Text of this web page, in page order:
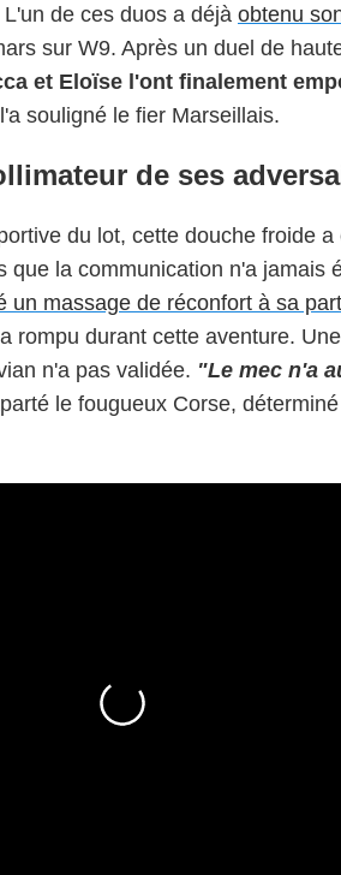
de ces duos a déjà obtenu
sur W9. Après un duel de
et Eloïse l'ont finalement
souligné le fier Marseillais.
de ses
du lot, cette douche froide a
que la communication n'a jamais
un massage de réconfort à sa
rompu durant cette aventure.
n'a pas validée. "Le mec n'a
le fougueux Corse,